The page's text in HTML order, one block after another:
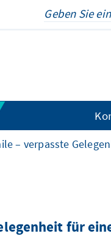
– verpasste
für